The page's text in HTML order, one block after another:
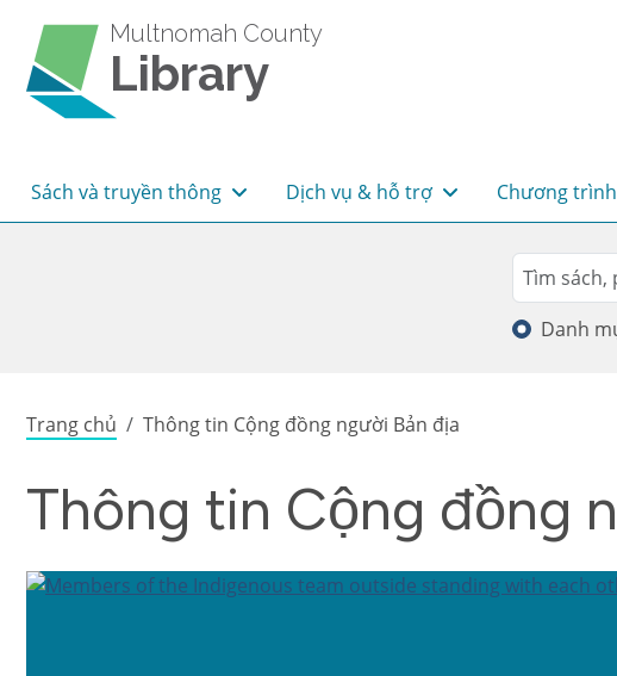
Multnomah County
Library
Main navigation
Sách và truyền thông Dịch vụ & hỗ trợ Chương
Search
Tìm kiếm
Danh
Breadcrumb
Trang chủ Thông tin Cộng đồng người Bản địa
Thông tin Cộng đồng